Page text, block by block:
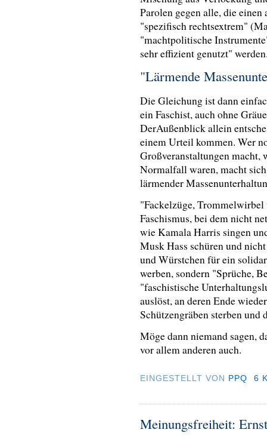
Parolen gegen alle, die einen
"spezifisch rechtsextrem"
"machtpolitische
sehr effizient genutzt"
"Lärmende
Die Gleichung ist dann
ein Faschist, auch ohne
DerAußenblick allein
einem Urteil kommen. Wer
Großveranstaltungen macht,
Normalfall waren, macht
lärmender
"Fackelzüge, Trommelwirbel
Faschismus, bei dem nicht
wie Kamala Harris singen
Musk Hass schüren und
und Würstchen für ein
werben, sondern "Sprüche,
"faschistische
auslöst, an deren Ende
Schützengräben sterben und
Möge dann niemand sagen,
vor allem anderen auch.
EINGESTELLT VON PPQ 6
Meinungsfreiheit: